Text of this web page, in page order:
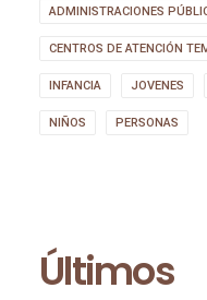
ADMINISTRACIONES
CENTROS DE ATENCIÓN
INFANCIA JOVENES
NIÑOS PERSONAS
Últimos